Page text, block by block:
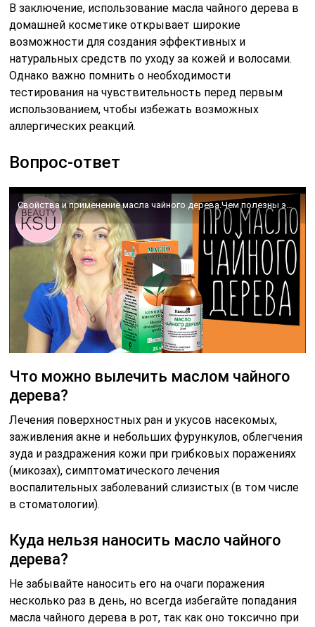
В заключение, использование масла чайного дерева в
домашней косметике открывает широкие
возможности для создания эффективных и
натуральных средств по уходу за кожей и волосами.
Однако важно помнить о необходимости
тестирования на чувствительность перед первым
использованием, чтобы избежать возможных
аллергических реакций.
Вопрос-ответ
Что можно вылечить маслом чайного
дерева?
Лечения поверхностных ран и укусов насекомых,
заживления акне и небольших фурункулов, облегчения
зуда и раздражения кожи при грибковых поражениях
(микозах), симптоматического лечения
воспалительных заболеваний слизистых (в том числе
в стоматологии).
Куда нельзя наносить масло чайного
дерева?
Не забывайте наносить его на очаги поражения
несколько раз в день, но всегда избегайте попадания
масла чайного дерева в рот, так как оно токсично при